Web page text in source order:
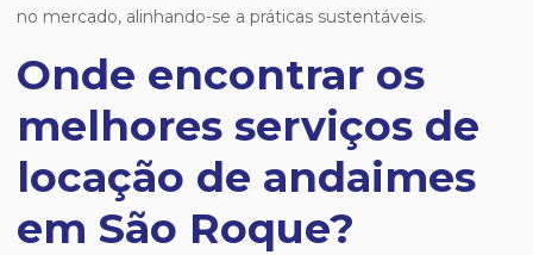
no mercado, alinhando-se a práticas sustentáveis.
Onde encontrar os
melhores serviços de
locação de andaimes
em São Roque?